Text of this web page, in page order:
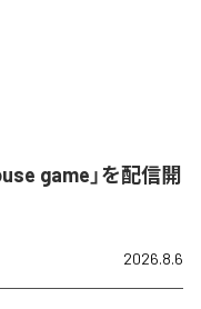
game」を配信開
2026.8.6